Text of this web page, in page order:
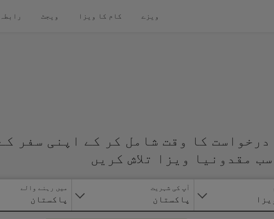
ویزے کام کا ویزا ویجٹ
کا وقت شامل کر کے اپنی سفر
مقدونیا ویزا تلاش کریں
آپ کی شہریت
پاکستان
میں رہنے والے
پاکستان